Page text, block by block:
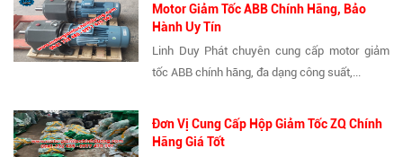
Motor Giảm Tốc ABB Chính Hãng, Bảo
Hành Uy Tín
Linh Duy Phát chuyên cung cấp motor giảm
tốc ABB chính hãng, đa dạng công suất,...
Đơn Vị Cung Cấp Hộp Giảm Tốc ZQ Chính
Hãng Giá Tốt